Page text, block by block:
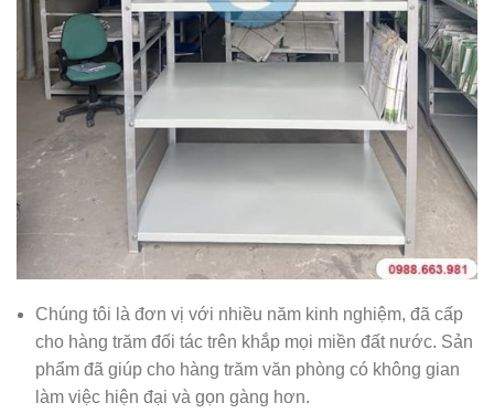
Chúng tôi là đơn vị với nhiều năm kinh nghiệm, đã cấp
cho hàng trăm đối tác trên khắp mọi miền đất nước. Sản
phẩm đã giúp cho hàng trăm văn phòng có không gian
làm việc hiện đại và gọn gàng hơn.